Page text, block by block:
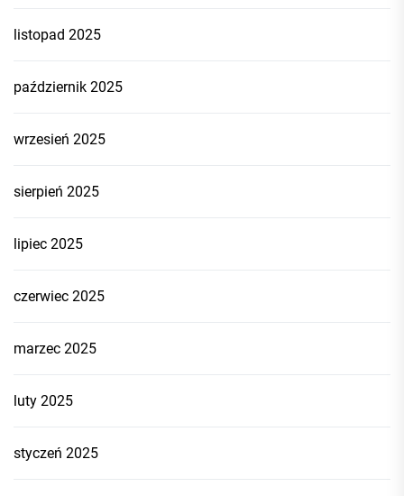
listopad 2025
październik 2025
wrzesień 2025
sierpień 2025
lipiec 2025
czerwiec 2025
marzec 2025
luty 2025
styczeń 2025